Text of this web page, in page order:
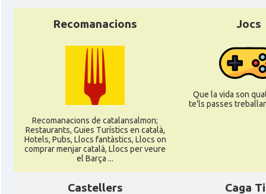
CAMON Catalans a NURNBERG
Catalans a OLDENBURG
Catalans a ROSTOCK
CAMON Catalans a Stuttgart
Recomanacions
Recomanacions de catalansalmon;
Restaurants, Guies Turístics en català,
Hotels, Pubs, Llocs fantàstics, Llocs on
comprar menjar català, Llocs per veure
el Barça ...
Jocs
Que la vida son
te'ls passes
Castellers Caga